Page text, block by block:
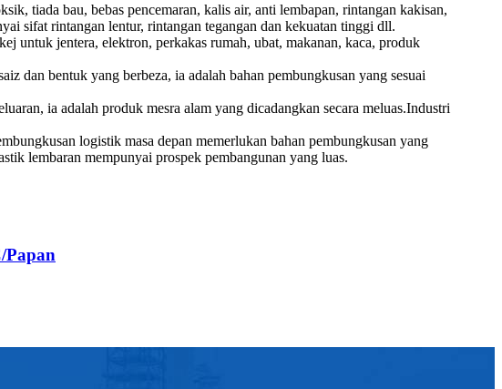
tiada bau, bebas pencemaran, kalis air, anti lembapan, rintangan kakisan,
sifat rintangan lentur, rintangan tegangan dan kekuatan tinggi dll.
untuk jentera, elektron, perkakas rumah, ubat, makanan, kaca, produk
dan bentuk yang berbeza, ia adalah bahan pembungkusan yang sesuai
ia adalah produk mesra alam yang dicadangkan secara meluas.Industri
logistik masa depan memerlukan bahan pembungkusan yang
lembaran mempunyai prospek pembangunan yang luas.
Papan